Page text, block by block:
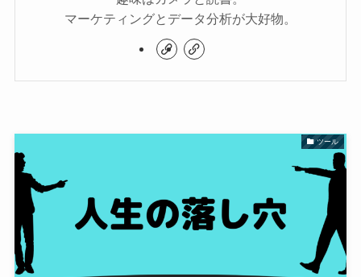
マーケティングとデータ分析が大好物。
ツール